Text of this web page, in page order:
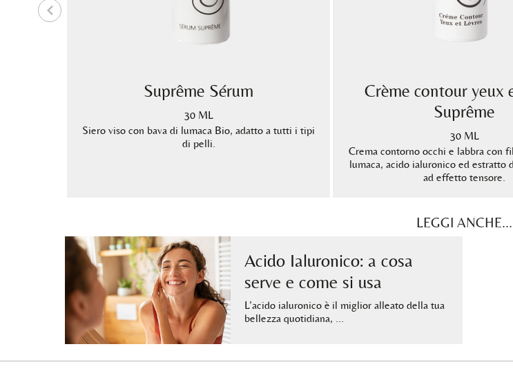
Suprême Sérum
30 ML
Siero viso con bava di lumaca Bio, adatto a tutti i tipi
di pelli.
Crème contour yeux
Suprême
30 ML
Crema contorno occhi e labbra con
lumaca, acido ialuronico ed estratto
ad effetto tensore.
LEGGI ANCHE...
Acido Ialuronico: a cosa
serve e come si usa
L’acido ialuronico è il miglior alleato della tua
bellezza quotidiana, …